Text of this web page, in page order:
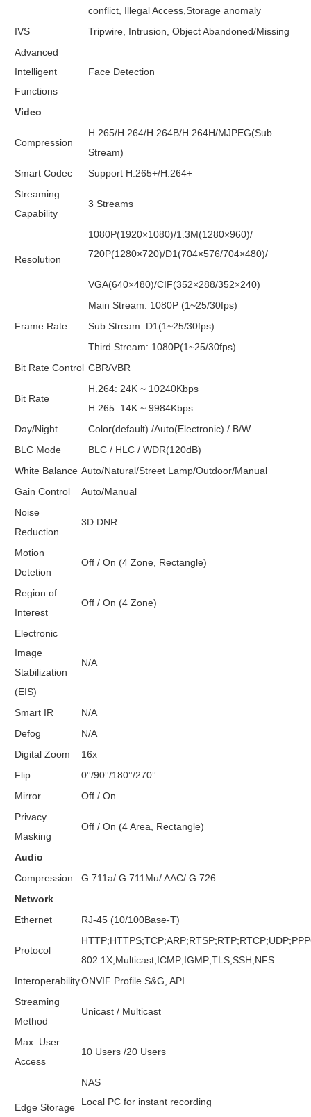
conflict, Illegal Access,Storage anomaly
IVS
Tripwire, Intrusion, Object Abandoned/Missing
Advanced
Intelligent
Functions
Face Detection
Video
Compression
H.265/H.264/H.264B/H.264H/MJPEG(Sub
Stream)
Smart Codec
Support H.265+/H.264+
Streaming
Capability
3 Streams
Resolution
1080P(1920×1080)/1.3M(1280×960)/
720P(1280×720)/D1(704×576/704×480)/
VGA(640×480)/CIF(352×288/352×240)
Frame Rate
Main Stream: 1080P (1~25/30fps)
Sub Stream: D1(1~25/30fps)
Third Stream: 1080P(1~25/30fps)
Bit Rate Control CBR/VBR
Bit Rate
H.264: 24K ~ 10240Kbps
H.265: 14K ~ 9984Kbps
Day/Night
Color(default) /Auto(Electronic) / B/W
BLC Mode
BLC / HLC / WDR(120dB)
White Balance Auto/Natural/Street Lamp/Outdoor/Manual
Gain Control
Auto/Manual
Noise
Reduction
3D DNR
Motion
Detetion
Off / On (4 Zone, Rectangle)
Region of
Interest
Off / On (4 Zone)
Electronic
Image
Stabilization
(EIS)
N/A
Smart IR
N/A
Defog
N/A
Digital Zoom
16x
Flip
0°/90°/180°/270°
Mirror
Off / On
Privacy
Masking
Off / On (4 Area, Rectangle)
Audio
Compression
G.711a/ G.711Mu/ AAC/ G.726
Network
Ethernet
RJ-45 (10/100Base-T)
Protocol
802.1X;Multicast;ICMP;IGMP;TLS;SSH;NFS
InteroperabilityONVIF Profile S&G, API
Streaming
Method
Unicast / Multicast
Max. User
Access
10 Users /20 Users
Edge Storage
NAS
Local PC for instant recording